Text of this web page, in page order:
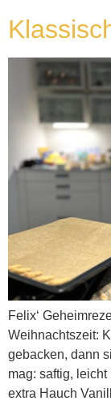
Felix‘
Weihnachtszeit:
gebacken, dann
mag: saftig,
extra Hauch